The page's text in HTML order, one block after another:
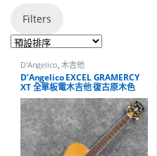
Filters
D'Angelico ,木吉他
D’Angelico EXCEL GRAMERCY
XT 全單板電木吉他 復古原木色